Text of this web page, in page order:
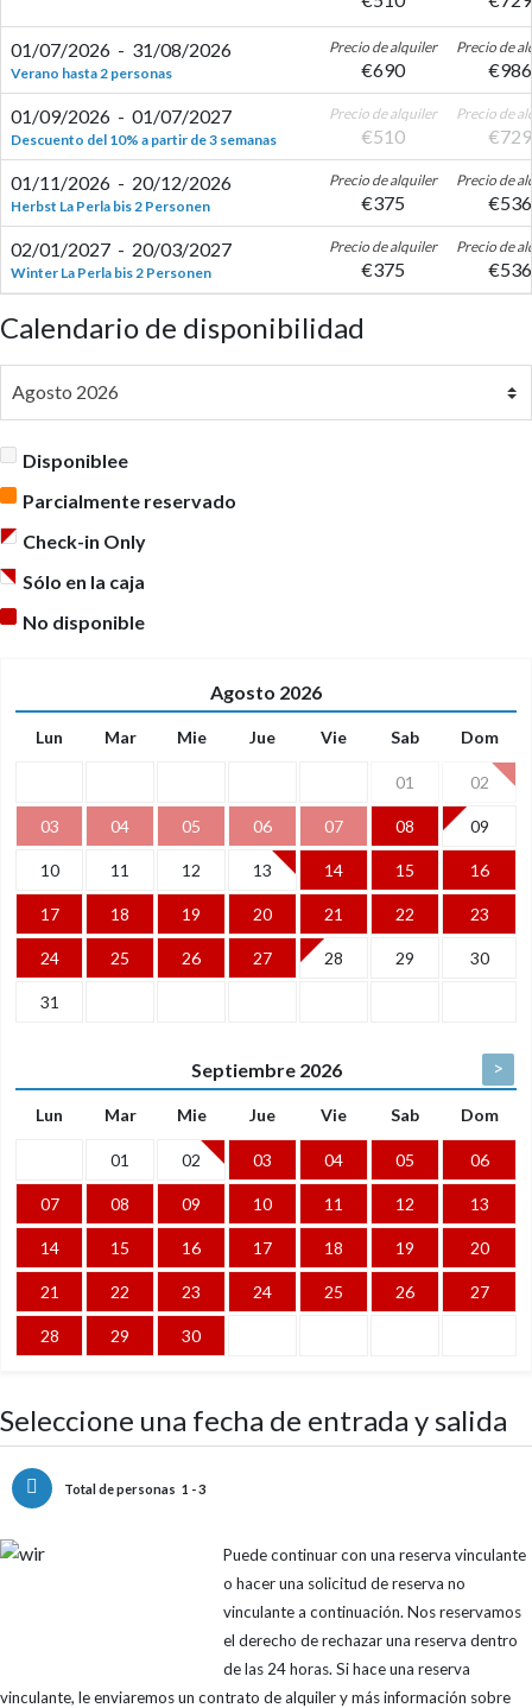
01/07/2026 - 31/08/2026
Verano hasta 2 personas
Precio de alquiler
€690
Precio de
€986
01/09/2026 - 01/07/2027
Descuento del 10% a partir de 3 semanas
Precio de alquiler
€510
Precio de
€729
01/11/2026 - 20/12/2026
Herbst La Perla bis 2 Personen
Precio de alquiler
€375
Precio de
€536
02/01/2027 - 20/03/2027
Winter La Perla bis 2 Personen
Precio de alquiler
€375
Precio de
€536
Calendario de disponibilidad
Disponiblee
Parcialmente reservado
Check-in Only
Sólo en la caja
No disponible
Agosto 2026
Lun Mar Mie Jue Vie Sab Dom
01 02
03 04 05 06 07 08 09
10 11 12 13 14 15 16
17 18 19 20 21 22 23
24 25 26 27 28 29 30
31
Septiembre 2026 >
Lun Mar Mie Jue Vie Sab Dom
01 02 03 04 05 06
07 08 09 10 11 12 13
14 15 16 17 18 19 20
21 22 23 24 25 26 27
28 29 30
Seleccione una fecha de entrada y salida
Total de personas 1 - 3
Puede continuar con una reserva vinculante
o hacer una solicitud de reserva no
vinculante a continuación. Nos reservamos
el derecho de rechazar una reserva dentro
de las 24 horas. Si hace una reserva
vinculante, le enviaremos un contrato de alquiler y más información sobre